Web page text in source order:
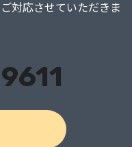
対応させていただきま